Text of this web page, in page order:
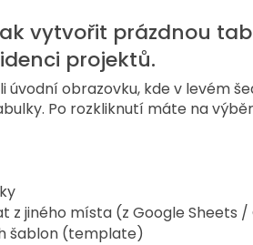
vytvořit prázdnou
projektů.
úvodní obrazovku, kde v levém
Po rozkliknutí máte na
jiného místa (z Google Sheets /
šablon (template)